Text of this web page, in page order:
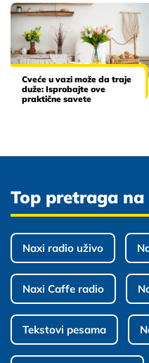
Cveće u vazi može da traje
duže: Isprobajte ove
praktične savete
Top pretraga
Naxi radio uživo
Naxi Caffe radio
Tekstovi pesama